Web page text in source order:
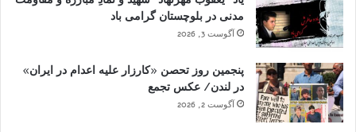
مدنی در بلوچستان گرامی باد
آگوست 3, 2026
پنجمین روز تحصن «کارزار علیه اعدام در ایران»
در لندن/ عکس تجمع
آگوست 2, 2026